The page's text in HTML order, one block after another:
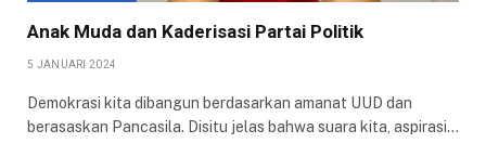
Anak Muda dan Kaderisasi Partai Politik
5 JANUARI 2024
Demokrasi kita dibangun berdasarkan amanat UUD dan
berasaskan Pancasila. Disitu jelas bahwa suara kita, aspirasi…